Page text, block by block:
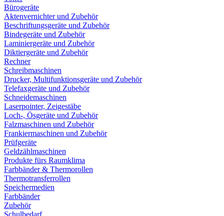
Bürogeräte
Aktenvernichter und Zubehör
Beschriftungsgeräte und Zubehör
Bindegeräte und Zubehör
Laminiergeräte und Zubehör
Diktiergeräte und Zubehör
Rechner
Schreibmaschinen
Drucker, Multifunktionsgeräte und Zubehör
Telefaxgeräte und Zubehör
Schneidemaschinen
Laserpointer, Zeigestäbe
Loch-, Ösgeräte und Zubehör
Falzmaschinen und Zubehör
Frankiermaschinen und Zubehör
Prüfgeräte
Geldzählmaschinen
Produkte fürs Raumklima
Farbbänder & Thermorollen
Thermotransferrollen
Speichermedien
Farbbänder
Zubehör